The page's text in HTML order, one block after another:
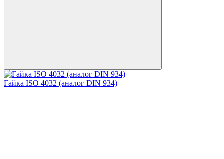
Гайка ISO 4032 (аналог DIN 934)